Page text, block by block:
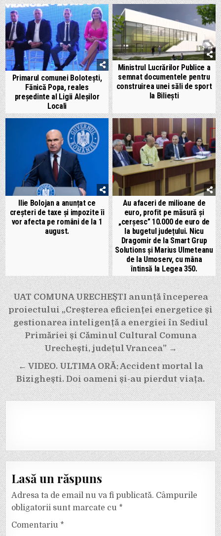
Primarul comunei Bolotești,
Fănică Popa, reales
președinte al Ligii Aleșilor
Locali
Ministrul Lucrărilor Publice a
semnat documentele pentru
construirea unei săli de sport
la Biliești
Ilie Bolojan a anunțat ce
creșteri de taxe și impozite îi
vor afecta pe români de la 1
august.
Au afaceri de milioane de
euro, profit pe măsură și
„cerșesc” 10.000 de euro de
la bugetul județului. Nicu
Dragomir de la Smart Grup
Solutions și Marius Ulmeteanu
de la Umoserv, cu mâna
întinsă la Legea 350.
Navigare
în
articole
UAT COMUNA URECHEȘTI anunță începerea
proiectului „Creșterea eficienței energetice și
gestionarea inteligență a energiei în Sediul
Primăriei și Căminul Cultural Comuna
Urechești, județul Vrancea” →
← VIDEO. ULTIMA ORĂ: Accident mortal la
Bizighești. Doi oameni și-au pierdut viața.
Lasă un răspuns
Adresa ta de email nu va fi publicată. Câmpurile
obligatorii sunt marcate cu *
Comentariu *